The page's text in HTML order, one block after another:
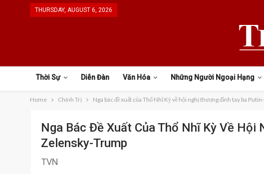
THURSDAY, AUGUST 6, 2026
Thời Sự Diễn Đàn Văn Hóa Những Người Ngoại Hạng
Home Chính Trị Nga bác đề xuất của Thổ Nhĩ Kỳ về hội nghị thượng đỉnh tay ba
Nga Bác Đề Xuất Của Thổ Nhĩ Kỳ Về Hội
Zelensky-Trump
TVN